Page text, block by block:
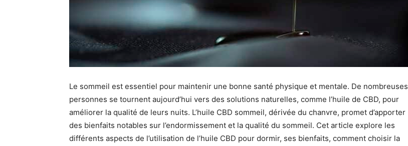
Le sommeil est essentiel pour maintenir une bonne santé physique et mentale. De nombreuses
personnes se tournent aujourd’hui vers des solutions naturelles, comme l’huile de CBD, pour
améliorer la qualité de leurs nuits. L’huile CBD sommeil, dérivée du chanvre, promet d’apporter
des bienfaits notables sur l’endormissement et la qualité du sommeil. Cet article explore les
différents aspects de l’utilisation de l’huile CBD pour dormir, ses bienfaits, comment choisir la